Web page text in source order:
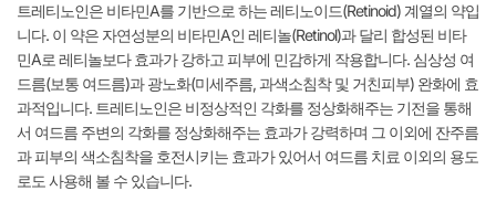
트레티노인은 비타민A를 기반으로 하는 레티노이드(Retinoid) 계열의 약입
니다. 이 약은 자연성분의 비타민A인 레티놀(Retinol)과 달리 합성된 비타
민A로 레티놀보다 효과가 강하고 피부에 민감하게 작용합니다. 심상성 여
드름(보통 여드름)과 광노화(미세주름, 과색소침착 및 거친피부) 완화에 효
과적입니다. 트레티노인은 비정상적인 각화를 정상화해주는 기전을 통해
서 여드름 주변의 각화를 정상화해주는 효과가 강력하며 그 이외에 잔주름
과 피부의 색소침착을 호전시키는 효과가 있어서 여드름 치료 이외의 용도
로도 사용해 볼 수 있습니다.